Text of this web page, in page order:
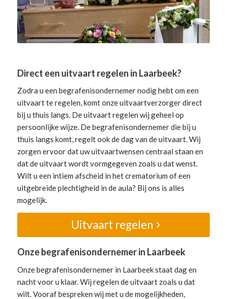
Direct een uitvaart regelen in Laarbeek?
Zodra u een begrafenisondernemer nodig hebt om een
uitvaart te regelen, komt onze uitvaartverzorger direct
bij u thuis langs. De uitvaart regelen wij geheel op
persoonlijke wijze. De begrafenisondernemer die bij u
thuis langs komt, regelt ook de dag van de uitvaart. Wij
zorgen ervoor dat uw uitvaartwensen centraal staan en
dat de uitvaart wordt vormgegeven zoals u dat wenst.
Wilt u een intiem afscheid in het crematorium of een
uitgebreide plechtigheid in de aula? Bij ons is alles
mogelijk.
Uitvaart regelen
Onze begrafenisondernemer in Laarbeek
Onze begrafenisondernemer in Laarbeek staat dag en
nacht voor u klaar. Wij regelen de uitvaart zoals u dat
wilt. Vooraf bespreken wij met u de mogelijkheden,